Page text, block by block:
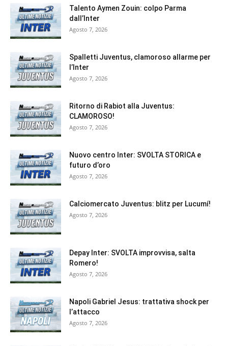
Talento Aymen Zouin: colpo Parma
dall’Inter
Agosto 7, 2026
Spalletti Juventus, clamoroso allarme per
l’Inter
Agosto 7, 2026
Ritorno di Rabiot alla Juventus:
CLAMOROSO!
Agosto 7, 2026
Nuovo centro Inter: SVOLTA STORICA e
futuro d’oro
Agosto 7, 2026
Calciomercato Juventus: blitz per Lucumí!
Agosto 7, 2026
Depay Inter: SVOLTA improvvisa, salta
Romero!
Agosto 7, 2026
Napoli Gabriel Jesus: trattativa shock per
l’attacco
Agosto 7, 2026